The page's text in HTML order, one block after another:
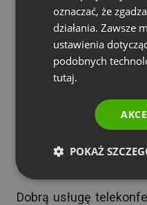
skaluje się od
wydarzenie. Coraz
funkcje wspierane
transkrypcja.
znajdziesz we
spotkanie online
Jaką usługę
Dobrą usługę
oznaczać, że
działania. Zawsze
ustawienia
podobnych
tutaj.
POKAŻ